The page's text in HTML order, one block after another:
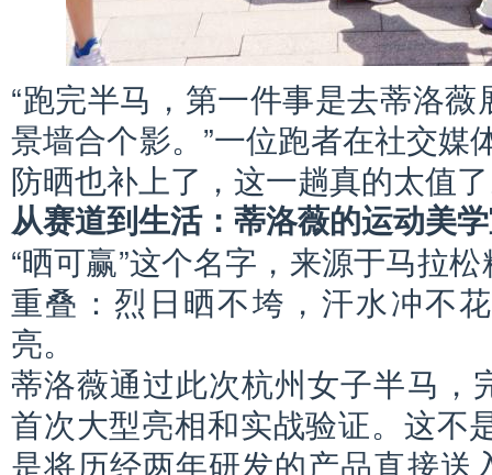
“跑完半马，第一件事是去蒂洛
景墙合个影。”一位跑者在社交媒
防晒也补上了，这一趟真的太值了
从赛道到生活：蒂洛薇的运动美
“晒可赢”这个名字，来源于马拉
重叠：烈日晒不垮，汗水冲不
亮。
蒂洛薇通过此次杭州女子半马，
首次大型亮相和实战验证。这不
是将历经两年研发的产品直接送